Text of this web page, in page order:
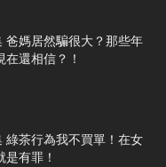
爸媽居然騙很大？那些年
在還相信？！
綠茶行為我不買單！在女
是有罪！